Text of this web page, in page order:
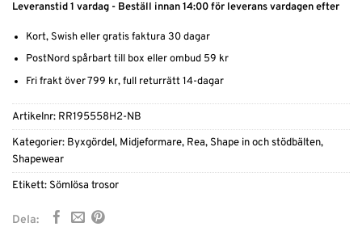
Leveranstid 1 vardag - Beställ innan 14:00 för leverans vardagen efter
Kort, Swish eller gratis faktura 30 dagar
PostNord spårbart till box eller ombud 59 kr
Fri frakt över 799 kr, full returrätt 14-dagar
Artikelnr: RR195558H2-NB
Kategorier: Byxgördel, Midjeformare, Rea, Shape in och stödbälten,
Shapewear
Etikett: Sömlösa trosor
Dela: